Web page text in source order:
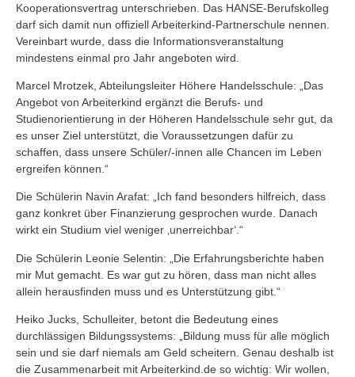
Kooperationsvertrag unterschrieben. Das HANSE-Berufskolleg
darf sich damit nun offiziell Arbeiterkind-Partnerschule nennen.
Vereinbart wurde, dass die Informationsveranstaltung
mindestens einmal pro Jahr angeboten wird.
Marcel Mrotzek, Abteilungsleiter Höhere Handelsschule: „Das
Angebot von Arbeiterkind ergänzt die Berufs- und
Studienorientierung in der Höheren Handelsschule sehr gut, da
es unser Ziel unterstützt, die Voraussetzungen dafür zu
schaffen, dass unsere Schüler/-innen alle Chancen im Leben
ergreifen können.“
Die Schülerin Navin Arafat: „Ich fand besonders hilfreich, dass
ganz konkret über Finanzierung gesprochen wurde. Danach
wirkt ein Studium viel weniger ‚unerreichbar‘.“
Die Schülerin Leonie Selentin: „Die Erfahrungsberichte haben
mir Mut gemacht. Es war gut zu hören, dass man nicht alles
allein herausfinden muss und es Unterstützung gibt.“
Heiko Jucks, Schulleiter, betont die Bedeutung eines
durchlässigen Bildungssystems: „Bildung muss für alle möglich
sein und sie darf niemals am Geld scheitern. Genau deshalb ist
die Zusammenarbeit mit Arbeiterkind.de so wichtig: Wir wollen,